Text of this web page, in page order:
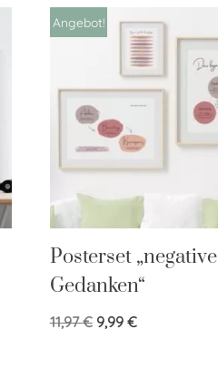
Angebot!
Posterset „negative
Gedanken“
11,97€ 9,99 €